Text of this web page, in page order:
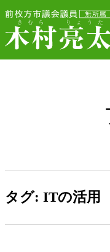
タグ: ITの活用